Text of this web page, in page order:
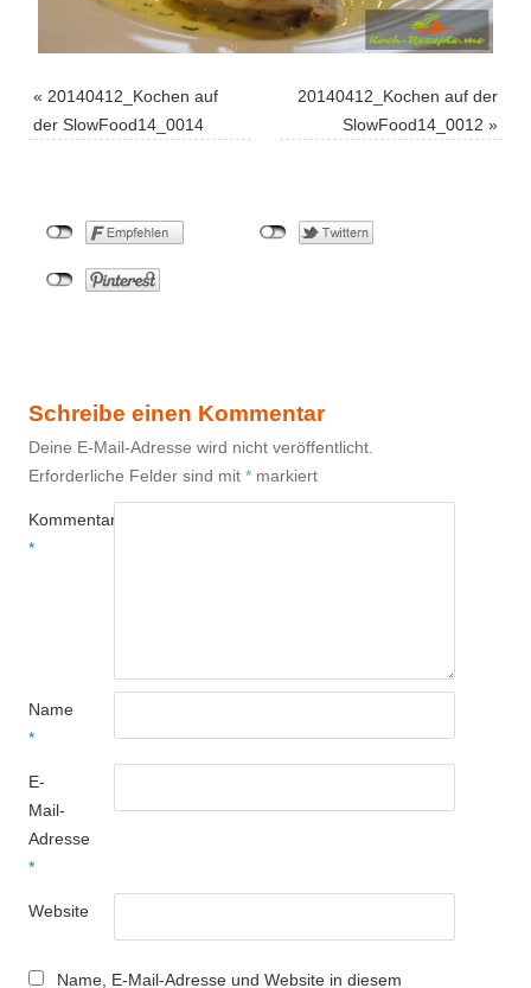
« 20140412_Kochen auf
der SlowFood14_0014
20140412_Kochen auf der
SlowFood14_0012 »
Schreibe einen Kommentar
Deine E-Mail-Adresse wird nicht veröffentlicht.
Erforderliche Felder sind mit * markiert
Kommentar
*
Name
*
E-
Mail-
Adresse
*
Website
Name, E-Mail-Adresse und Website in diesem